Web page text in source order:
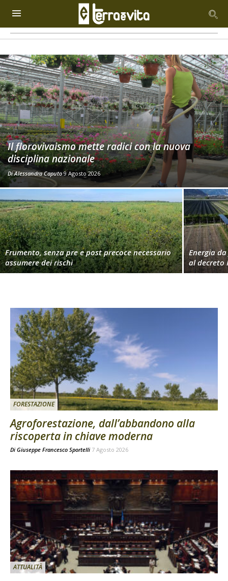
Il florovivaismo mette radici con la nuova
disciplina nazionale
DiAlessandra Caputo 9 Agosto 2026
Frumento, senza pre e post precoce necessario
assumere dei rischi
Energia
al decreto
FORESTAZIONE
Agroforestazione, dall’abbandono alla
riscoperta in chiave moderna
Di Giuseppe Francesco Sportelli 7 Agosto 2026
ATTUALITÀ